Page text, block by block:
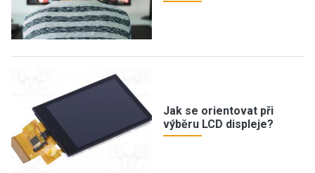
Jak se orientovat při
výběru LCD displeje?